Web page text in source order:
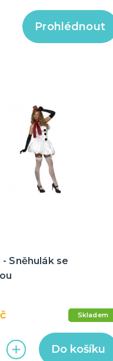
Prohlédnout
- Sněhulák se
Skladem
Do košíku